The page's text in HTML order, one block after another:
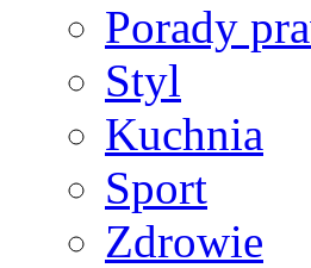
Porady
Styl
Kuchnia
Sport
Zdrowie